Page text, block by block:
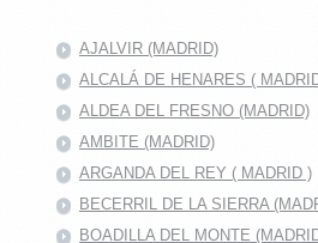
AJALVIR (MADRID)
ALCALÁ DE HENARES (
ALDEA DEL FRESNO (MADRID)
AMBITE (MADRID)
ARGANDA DEL REY ( MADRID )
BECERRIL DE LA SIERRA
BOADILLA DEL MONTE